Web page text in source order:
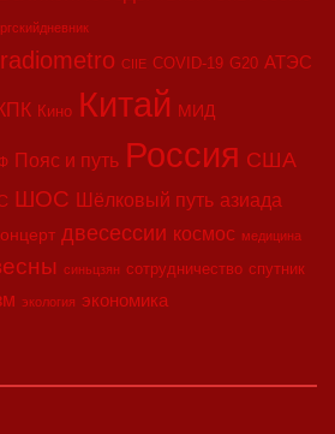
CIIE COVID-19 G20 АТЭС
КПК Кино Китай МИД
Пояс и путь Россия США
ШОС Шёлковый путь азиада
двесессии космос медицина
синьцзян сотрудничество спутник
экология экономика